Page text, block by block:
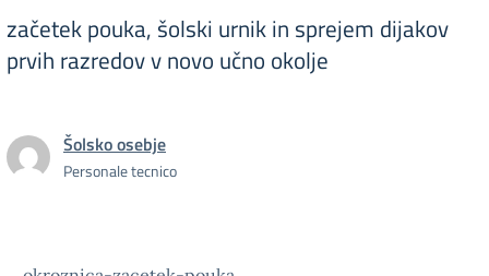
začetek pouka, šolski urnik in sprejem dijakov
prvih razredov v novo učno okolje
Šolsko osebje
Personale tecnico